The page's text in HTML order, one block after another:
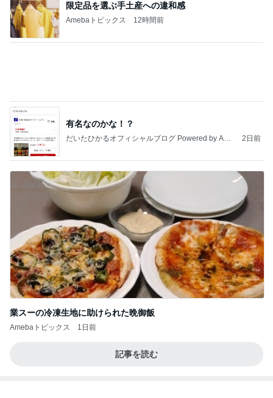
限定品を選ぶ手土産への違和感
Amebaトピックス 12時間前
有名なのかな！？
だいたひかるオフィシャルブログ Powered by Ame
2日前
業スーの冷凍生地に助けられた晩御飯
Amebaトピックス 1日前
記事を読む